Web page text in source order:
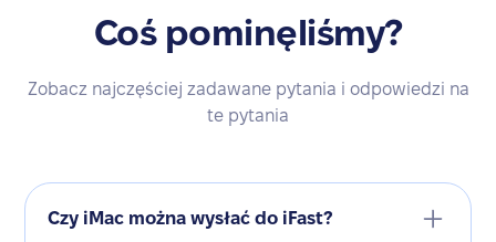
Coś pominęliśmy?
Zobacz najczęściej zadawane pytania i odpowiedzi na
te pytania
Czy iMac można wysłać do iFast?